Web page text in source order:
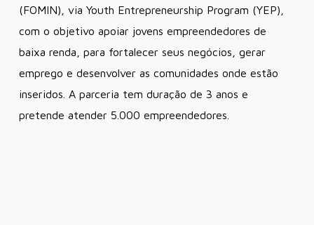
(FOMIN), via Youth Entrepreneurship Program (YEP),
com o objetivo apoiar jovens empreendedores de
baixa renda, para fortalecer seus negócios, gerar
emprego e desenvolver as comunidades onde estão
inseridos. A parceria tem duração de 3 anos e
pretende atender 5.000 empreendedores.